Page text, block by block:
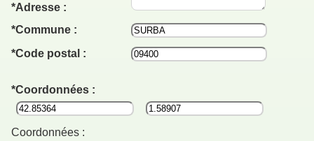
Adresse :
Commune :
Code postal :
Coordonnées :
Coordonnées :